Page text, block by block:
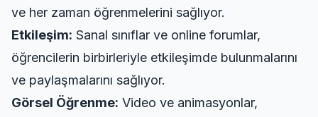
ve her zaman öğrenmelerini sağlıyor.
Etkileşim: Sanal sınıflar ve online forumlar,
öğrencilerin birbirleriyle etkileşimde bulunmalarını
ve paylaşmalarını sağlıyor.
Görsel Öğrenme: Video ve animasyonlar,